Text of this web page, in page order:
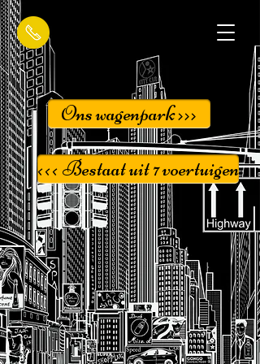
Ons wagenpark >>>
<<< Bestaat uit 7 voertuigen